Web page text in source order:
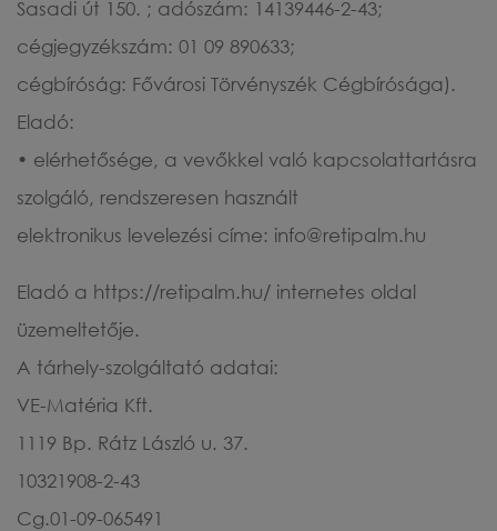
Sasadi út 150. ; adószám: 14139446-2-43;
cégjegyzékszám: 01 09 890633;
cégbíróság: Fővárosi Törvényszék Cégbírósága).
Eladó:
• elérhetősége, a vevőkkel való kapcsolattartásra
szolgáló, rendszeresen használt
elektronikus levelezési címe: info@retipalm.hu
Eladó a https://retipalm.hu/ internetes oldal
üzemeltetője.
A tárhely-szolgáltató adatai:
VE-Matéria Kft.
1119 Bp. Rátz László u. 37.
10321908-2-43
Cg.01-09-065491